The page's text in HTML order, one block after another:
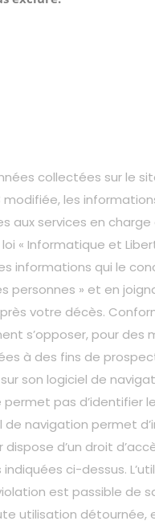
collectées sur le
les
aux services en
Informatique et
qui le
personnes » et en
votre décès.
s’opposer, pour
à des fins de
son logiciel de
pas
navigation permet
dispose d’un droit
ci-dessus.
est passible de
utilisation